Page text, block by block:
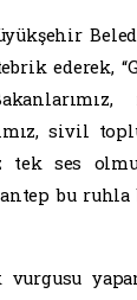
ederek,
sivil
tek ses
bu ruhla